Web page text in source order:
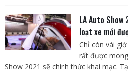
LA Auto Show
loạt xe mới
Chỉ còn vài
rất được
Show 2021 sẽ chính thức khai mạc.